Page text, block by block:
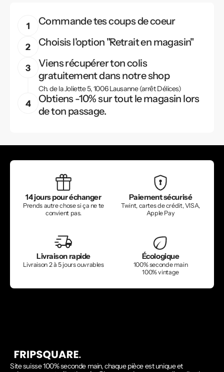
Commande tes coups de coeur
Choisis l'option "Retrait en magasin"
Viens récupérer ton colis
gratuitement dans notre shop
Ch. de la Joliette 5, 1006 Lausanne (arrêt Délices)
Obtiens -10% sur tout le magasin lors
de ton passage.
14 jours pour échanger
Prends autre chose si ça ne te
convient pas.
Paiement sécurisé
Twint, cartes de crédit, VISA,
Apple Pay
Livraison rapide
Livraison 2 à 5 jours ouvrables
Écologique
100% seconde main
100% vintage
Site suisse 100% seconde main, chaque pièce est unique et